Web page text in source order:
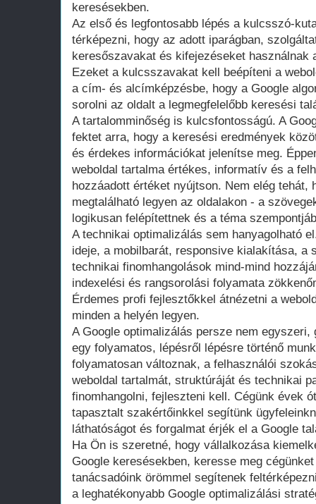
keresésekben.
Az első és legfontosabb lépés a kulcsszó-
térképezni, hogy az adott iparágban,
keresőszavakat és kifejezéseket használnak
Ezeket a kulcsszavakat kell beépíteni a
a cím- és alcímképzésbe, hogy a Google
sorolni az oldalt a legmegfelelőbb keresési
A tartalomminőség is kulcsfontosságú. A
fektet arra, hogy a keresési eredmények
és érdekes információkat jelenítse meg.
weboldal tartalma értékes, informatív és a
hozzáadott értéket nyújtson. Nem elég tehát,
megtalálható legyen az oldalakon - a
logikusan felépítettnek és a téma
A technikai optimalizálás sem hanyagolható
ideje, a mobilbarát, responsive kialakítása, a
technikai finomhangolások mind-mind
indexelési és rangsorolási folyamata
Érdemes profi fejlesztőkkel átnézetni a
minden a helyén legyen.
A Google optimalizálás persze nem
egy folyamatos, lépésről lépésre történő
folyamatosan változnak, a felhasználói
weboldal tartalmát, struktúráját és technikai
finomhangolni, fejleszteni kell. Cégünk évek
tapasztalt szakértőinkkel segítünk
láthatóságot és forgalmat érjék el a Google
Ha Ön is szeretné, hogy vállalkozása
Google keresésekben, keresse meg
tanácsadóink örömmel segítenek
a leghatékonyabb Google optimalizálási